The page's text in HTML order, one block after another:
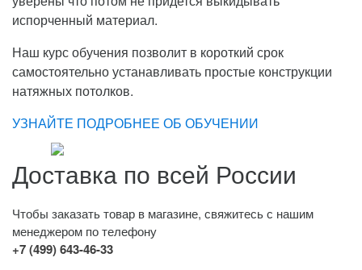
испорченный материал.
Наш курс обучения позволит в короткий срок
самостоятельно устанавливать простые конструкции
натяжных потолков.
УЗНАЙТЕ ПОДРОБНЕЕ ОБ ОБУЧЕНИИ
Доставка по всей России
Чтобы заказать товар в магазине, свяжитесь с нашим
менеджером по телефону
+7 (499) 643-46-33